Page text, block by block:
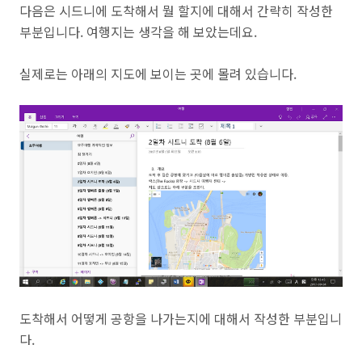
다음은 시드니에 도착해서 뭘 할지에 대해서 간략히 작성한
부분입니다. 여행지는 생각을 해 보았는데요.
실제로는 아래의 지도에 보이는 곳에 몰려 있습니다.
도착해서 어떻게 공항을 나가는지에 대해서 작성한 부분입니
다.